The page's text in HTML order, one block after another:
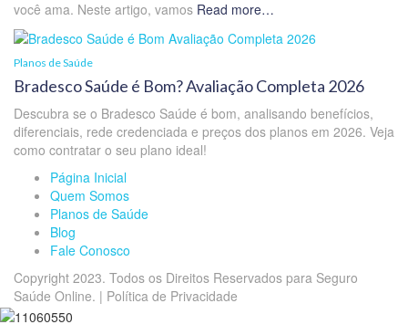
você ama. Neste artigo, vamos Read more…
Planos de Saúde
Bradesco Saúde é Bom? Avaliação Completa 2026
Descubra se o Bradesco Saúde é bom, analisando benefícios,
diferenciais, rede credenciada e preços dos planos em 2026. Veja
como contratar o seu plano ideal!
Página Inicial
Quem Somos
Planos de Saúde
Blog
Fale Conosco
Copyright 2023. Todos os Direitos Reservados para Seguro
Saúde Online. | Política de Privacidade